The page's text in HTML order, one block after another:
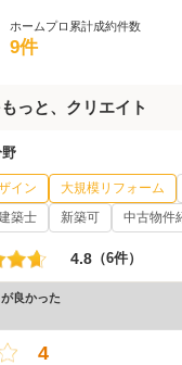
ホームプロ累計成約件数
9件
っと、クリエイト
イン 大規模リフォーム
築士 新築可 中古物件
4.8 （6件）
良かった
4